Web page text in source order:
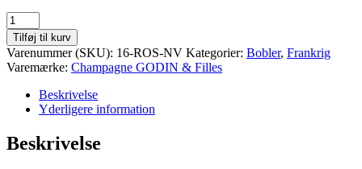
Champagne
GODIN
Rosé
NV,
Brut
antal
Tilføj til kurv
Varenummer (SKU): 16-ROS-NV Kategorier: Bobler, Frankrig
Varemærke: Champagne GODIN & Filles
Beskrivelse
Yderligere information
Beskrivelse